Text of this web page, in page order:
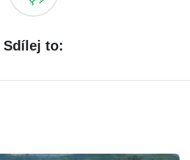
Sdílej to: